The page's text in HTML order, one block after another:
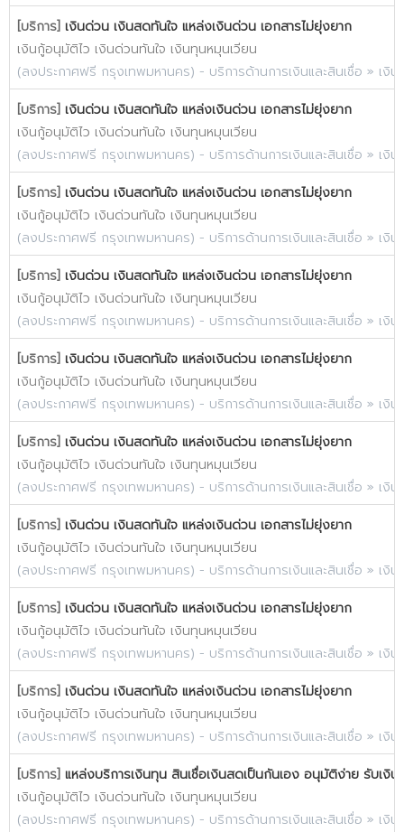
[บริการ] เงินด่วน เงินสดทันใจ แหล่งเงินด่วน เอกสารไม่ยุ่งยาก
เงินกู้อนุมัติไว เงินด่วนทันใจ เงินทุนหมุนเวียน
(ลงประกาศฟรี กรุงเทพมหานคร) - บริการด้านการเงินและสินเชื่อ » เงิ
[บริการ] เงินด่วน เงินสดทันใจ แหล่งเงินด่วน เอกสารไม่ยุ่งยาก
เงินกู้อนุมัติไว เงินด่วนทันใจ เงินทุนหมุนเวียน
(ลงประกาศฟรี กรุงเทพมหานคร) - บริการด้านการเงินและสินเชื่อ » เงิ
[บริการ] เงินด่วน เงินสดทันใจ แหล่งเงินด่วน เอกสารไม่ยุ่งยาก
เงินกู้อนุมัติไว เงินด่วนทันใจ เงินทุนหมุนเวียน
(ลงประกาศฟรี กรุงเทพมหานคร) - บริการด้านการเงินและสินเชื่อ » เงิ
[บริการ] เงินด่วน เงินสดทันใจ แหล่งเงินด่วน เอกสารไม่ยุ่งยาก
เงินกู้อนุมัติไว เงินด่วนทันใจ เงินทุนหมุนเวียน
(ลงประกาศฟรี กรุงเทพมหานคร) - บริการด้านการเงินและสินเชื่อ » เงิ
[บริการ] เงินด่วน เงินสดทันใจ แหล่งเงินด่วน เอกสารไม่ยุ่งยาก
เงินกู้อนุมัติไว เงินด่วนทันใจ เงินทุนหมุนเวียน
(ลงประกาศฟรี กรุงเทพมหานคร) - บริการด้านการเงินและสินเชื่อ » เงิ
[บริการ] เงินด่วน เงินสดทันใจ แหล่งเงินด่วน เอกสารไม่ยุ่งยาก
เงินกู้อนุมัติไว เงินด่วนทันใจ เงินทุนหมุนเวียน
(ลงประกาศฟรี กรุงเทพมหานคร) - บริการด้านการเงินและสินเชื่อ » เงิ
[บริการ] เงินด่วน เงินสดทันใจ แหล่งเงินด่วน เอกสารไม่ยุ่งยาก
เงินกู้อนุมัติไว เงินด่วนทันใจ เงินทุนหมุนเวียน
(ลงประกาศฟรี กรุงเทพมหานคร) - บริการด้านการเงินและสินเชื่อ » เงิ
[บริการ] เงินด่วน เงินสดทันใจ แหล่งเงินด่วน เอกสารไม่ยุ่งยาก
เงินกู้อนุมัติไว เงินด่วนทันใจ เงินทุนหมุนเวียน
(ลงประกาศฟรี กรุงเทพมหานคร) - บริการด้านการเงินและสินเชื่อ » เงิ
[บริการ] เงินด่วน เงินสดทันใจ แหล่งเงินด่วน เอกสารไม่ยุ่งยาก
เงินกู้อนุมัติไว เงินด่วนทันใจ เงินทุนหมุนเวียน
(ลงประกาศฟรี กรุงเทพมหานคร) - บริการด้านการเงินและสินเชื่อ » เงิ
[บริการ] แหล่งบริการเงินทุน สินเชื่อเงินสดเป็นกันเอง อนุมัติง่าย รับเงิน
เงินกู้อนุมัติไว เงินด่วนทันใจ เงินทุนหมุนเวียน
(ลงประกาศฟรี กรุงเทพมหานคร) - บริการด้านการเงินและสินเชื่อ » เงิ